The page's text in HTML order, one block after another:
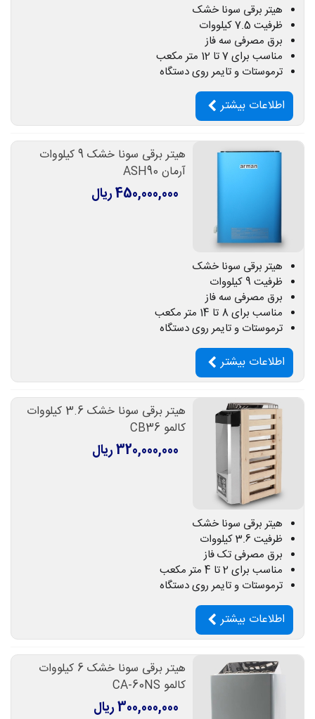
هیتر برقی سونا خشک
ظرفیت 7.5 کیلووات
برق مصرفی سه فاز
مناسب برای 7 تا 12 متر مکعب
ترموستات و تایمر روی دستگاه
اطلاعات بیشتر
هیتر برقی سونا خشک 9 کیلووات
آرمان ASH90
450,000,000 ریال
هیتر برقی سونا خشک
ظرفیت 9 کیلووات
برق مصرفی سه فاز
مناسب برای 8 تا 14 متر مکعب
ترموستات و تایمر روی دستگاه
اطلاعات بیشتر
هیتر برقی سونا خشک 3.6 کیلووات
کالمو CB36
320,000,000 ریال
هیتر برقی سونا خشک
ظرفیت 3.6 کیلووات
برق مصرفی تک فاز
مناسب برای 2 تا 4 متر مکعب
ترموستات و تایمر روی دستگاه
اطلاعات بیشتر
هیتر برقی سونا خشک 6 کیلووات
کالمو CA-60NS
300,000,000 ریال